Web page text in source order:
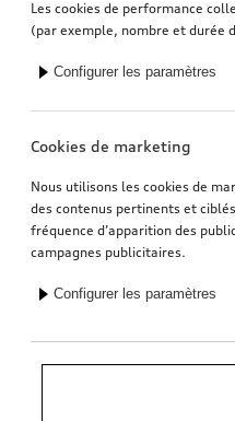
Import SA. TVA en vigueur
Les cookies de performance
(par exemple, nombre et durée
Configurer les paramètres
Cookies de marketing
Nous utilisons les cookies de
des contenus pertinents et
fréquence d’apparition des
campagnes publicitaires.
Configurer les paramètres